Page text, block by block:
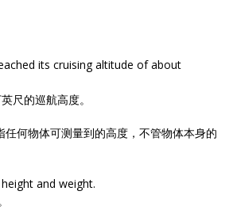
its cruising altitude of about
尺的巡航高度。
何物体可测量到的高度，不管物体本身的
and weight.